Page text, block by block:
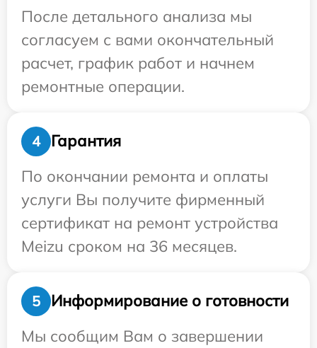
После детального анализа мы
согласуем с вами окончательный
расчет, график работ и начнем
ремонтные операции.
4
Гарантия
По окончании ремонта и оплаты
услуги Вы получите фирменный
сертификат на ремонт устройства
Meizu сроком на 36 месяцев.
5
Информирование о готовности
Мы сообщим Вам о завершении